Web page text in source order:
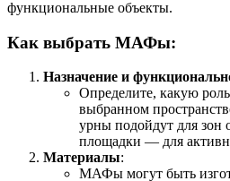
функциональные объекты.
Как выбрать МАФы:
Назначение и
Определите, какую
выбранном
урны подойдут для зон
площадки — для
Материалы:
МАФы могут быть